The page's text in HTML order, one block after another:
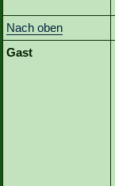
Nach oben
Gast